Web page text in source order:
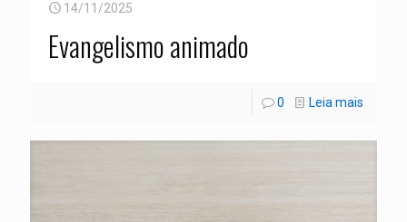
14/11/2025
Evangelismo animado
0 Leia mais